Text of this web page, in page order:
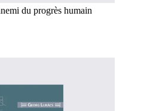
du progrès humain